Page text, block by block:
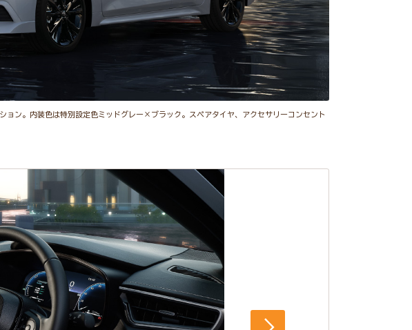
ョン。内装色は特別設定色ミッドグレー×ブラック。スペアタイヤ、アクセサリーコンセント